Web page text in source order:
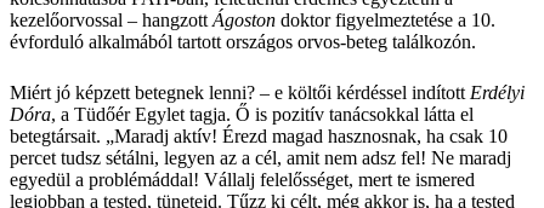
kezelőorvossal – hangzott Ágoston doktor figyelmeztetése a 10.
évforduló alkalmából tartott országos orvos-beteg találkozón.
Miért jó képzett betegnek lenni? – e költői kérdéssel indított Erdélyi
Dóra, a Tüdőér Egylet tagja. Ő is pozitív tanácsokkal látta el
betegtársait. „Maradj aktív! Érezd magad hasznosnak, ha csak 10
percet tudsz sétálni, legyen az a cél, amit nem adsz fel! Ne maradj
egyedül a problémáddal! Vállalj felelősséget, mert te ismered
legjobban a tested, tüneteid. Tűzz ki célt, még akkor is, ha a tested